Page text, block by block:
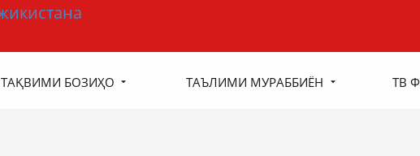
ТАҚВИМИ БОЗИҲО ТАЪЛИМИ МУРАББИЁН ТВ